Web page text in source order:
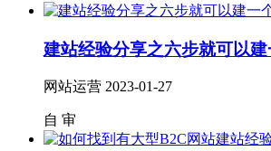
建站经验分享之六步就可以
网站运营 2023-01-27
自 审